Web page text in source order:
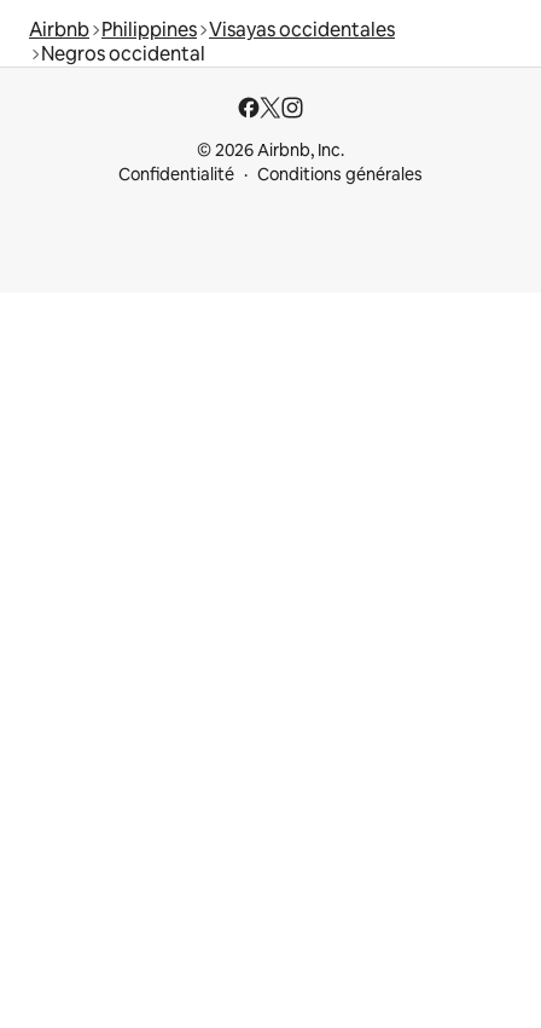
Airbnb Philippines Visayas occidentales
Negros occidental
© 2026 Airbnb, Inc.
Confidentialité
Conditions générales